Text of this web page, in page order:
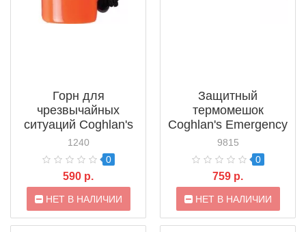
Горн для
чрезвычайных
ситуаций Coghlan's
Survival Horn (1240)
1240
0
590 р.
НЕТ В НАЛИЧИИ
Защитный
термомешок
Coghlan's Emergency
Bag (9815)
9815
0
759 р.
НЕТ В НАЛИЧИИ